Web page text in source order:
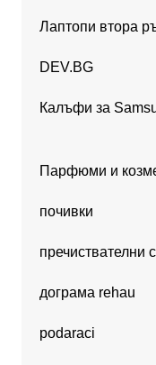
Лаптопи втора
DEV.BG
Калъфи за
Парфюми и
почивки
пречиствателни
дограма rehau
podaraci